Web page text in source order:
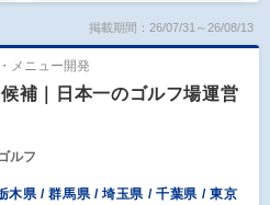
掲載期間：26/07/31～26/08/13
メニュー開発
補｜日本一のゴルフ場運営
ルフ
木県 / 群馬県 / 埼玉県 / 千葉県 / 東京